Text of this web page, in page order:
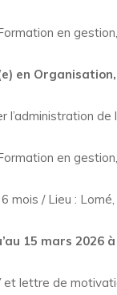
en
en
l’administration
en
mois / Lieu :
15 mars 2026 à
et lettre de